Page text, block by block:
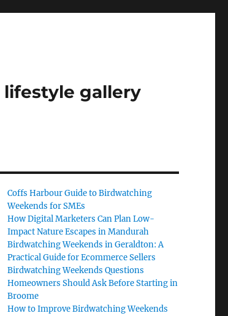
lifestyle gallery
Coffs Harbour Guide to Birdwatching
Weekends for SMEs
How Digital Marketers Can Plan Low-
Impact Nature Escapes in Mandurah
Birdwatching Weekends in Geraldton: A
Practical Guide for Ecommerce Sellers
Birdwatching Weekends Questions
Homeowners Should Ask Before Starting in
Broome
How to Improve Birdwatching Weekends